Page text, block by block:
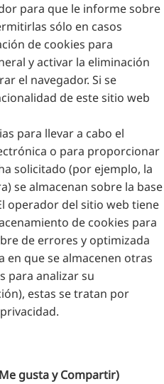
para que le informe sobre
sólo en casos
de cookies para
y activar la eliminación
el navegador. Si se
de este sitio web
para llevar a cabo el
o para proporcionar
solicitado (por ejemplo, la
se almacenan sobre la base
operador del sitio web tiene
de cookies para
de errores y optimizada
en que se almacenen otras
para analizar su
estas se tratan por
gusta y Compartir)